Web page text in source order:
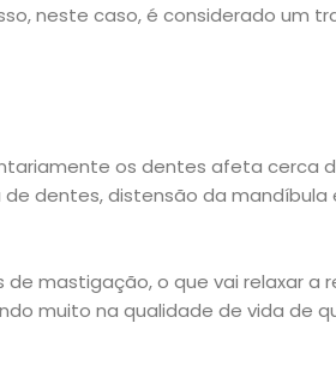
neste caso, é considerado um
os dentes afeta cerca
dentes, distensão da mandíbula
mastigação, o que vai relaxar a
muito na qualidade de vida de